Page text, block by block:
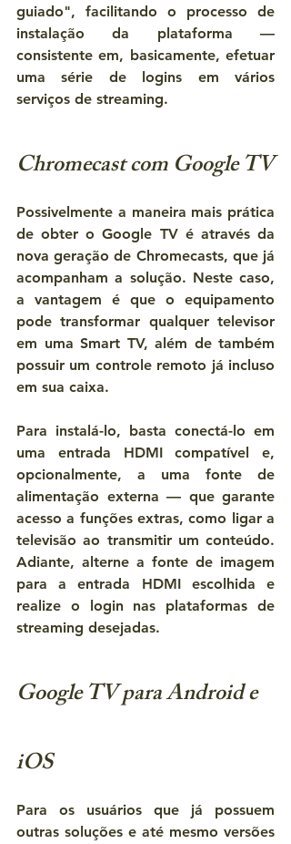
guiado", facilitando o processo de
instalação da plataforma —
consistente em, basicamente, efetuar
uma série de logins em vários
serviços de streaming.
Chromecast com Google TV
Possivelmente a maneira mais prática
de obter o Google TV é através da
nova geração de Chromecasts, que já
acompanham a solução. Neste caso,
a vantagem é que o equipamento
pode transformar qualquer televisor
em uma Smart TV, além de também
possuir um controle remoto já incluso
em sua caixa.
Para instalá-lo, basta conectá-lo em
uma entrada HDMI compatível e,
opcionalmente, a uma fonte de
alimentação externa — que garante
acesso a funções extras, como ligar a
televisão ao transmitir um conteúdo.
Adiante, alterne a fonte de imagem
para a entrada HDMI escolhida e
realize o login nas plataformas de
streaming desejadas.
Google TV para Android e
iOS
Para os usuários que já possuem
outras soluções e até mesmo versões